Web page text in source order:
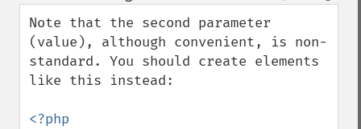
down
Note that the second parameter
(value), although convenient, is non-
standard. You should create elements
like this instead:
<?php